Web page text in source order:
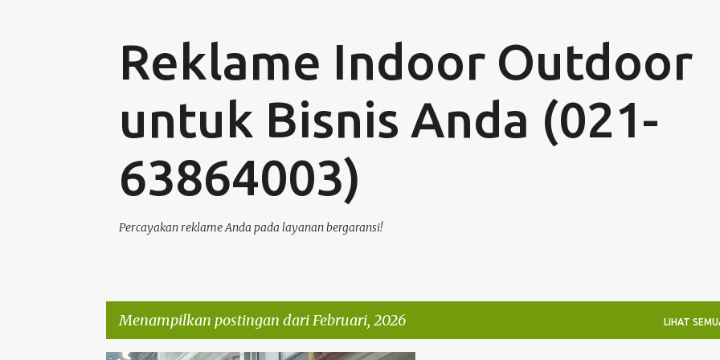
Reklame Indoor Outdoor
untuk Bisnis Anda (021-
63864003)
Percayakan reklame Anda pada layanan bergaransi!
Menampilkan postingan dari Februari, 2026 LIHAT